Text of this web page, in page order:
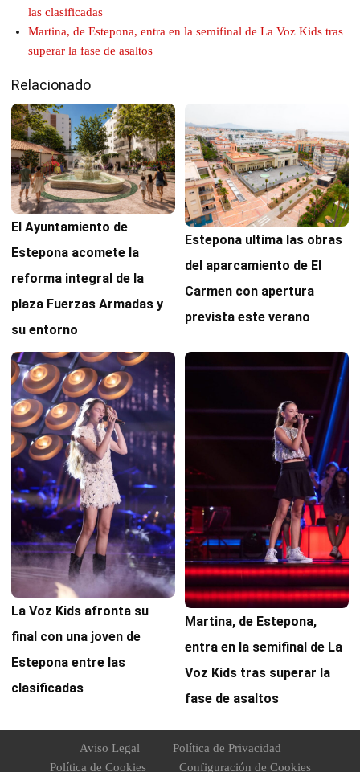
las clasificadas
Martina, de Estepona, entra en la semifinal de La Voz Kids tras
superar la fase de asaltos
Relacionado
El Ayuntamiento de
Estepona acomete la
reforma integral de la
plaza Fuerzas Armadas y
su entorno
Estepona ultima las obras
del aparcamiento de El
Carmen con apertura
prevista este verano
La Voz Kids afronta su
final con una joven de
Estepona entre las
clasificadas
Martina, de Estepona,
entra en la semifinal de La
Voz Kids tras superar la
fase de asaltos
Aviso Legal
Política de Privacidad
Política de Cookies
Configuración de Cookies